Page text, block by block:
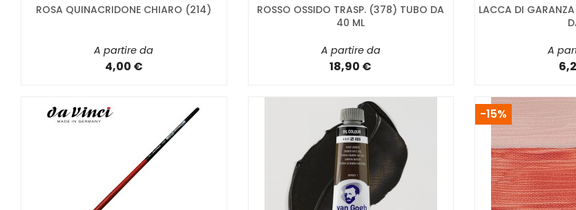
ROSA QUINACRIDONE CHIARO (214)
A partire da
4,00 €
ROSSO OSSIDO TRASP. (378) TUBO DA
40 ML
A partire da
18,90 €
LACCA DI
A
-15%